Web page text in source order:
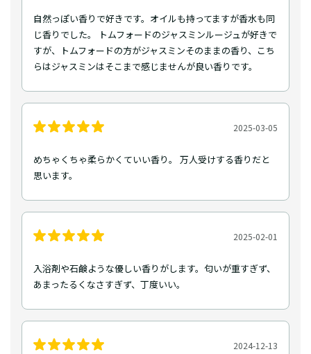
自然っぽい香りで好きです。オイルも持ってますが香水も同
じ香りでした。 トムフォードのジャスミンルージュが好きで
すが、トムフォードの方がジャスミンそのままの香り、こち
らはジャスミンはそこまで感じませんが良い香りです。
2025-03-05
めちゃくちゃ柔らかくていい香り。 万人受けする香りだと
思います。
2025-02-01
入浴剤や石鹸ような優しい香りがします。匂いが重すぎず、
あまったるくなさすぎず、丁度いい。
2024-12-13